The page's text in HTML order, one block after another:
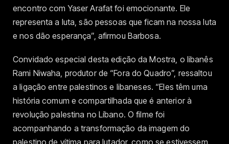
encontro com Yaser Arafat foi emocionante. Ele
representa a luta, são pessoas que ficam na nossa luta
e nos dão esperança”, afirmou Barbosa.
Convidado especial desta edição da Mostra, o libanês
Rami Niwaha, produtor de “Fora do Quadro”, ressaltou
a ligação entre palestinos e libaneses. “Eles têm uma
história comum e compartilhada que é anterior à
revolução palestina no Líbano. O filme foi
acompanhando a transformação da imagem do
palestino de vítima para lutador, como se estivessem